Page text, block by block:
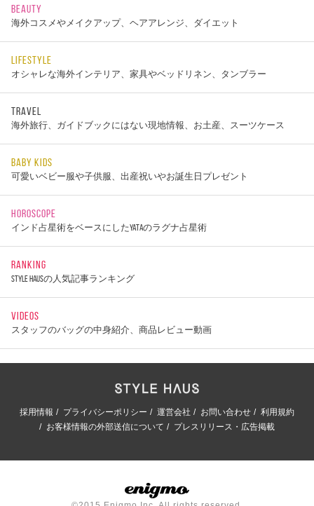
BEAUTY
海外コスメやメイクアップ、ヘアアレンジ、ダイエット
LIFESTYLE
オシャレな海外インテリア、家具やベッドリネン、タンブラー
TRAVEL
海外旅行、ガイドブックにはない現地情報、お土産、スーツケース
BABY KIDS
可愛いベビー服や子供服、出産祝いやお誕生日プレゼント
HOROSCOPE
インド占星術をベースにしたYATAのラグナ占星術
RANKING
STYLE HAUSの人気記事ランキング
VIDEOS
スタッフのバッグの中身紹介、商品レビュー動画
採用情報 プライバシーポリシー 運営会社 お問い合わせ
利用規約
お客様情報の外部送信について
プレスリリース・広告掲載